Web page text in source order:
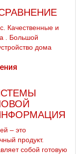
Качественные и
. Большой
дoма
– это
продукт.
собой готовую